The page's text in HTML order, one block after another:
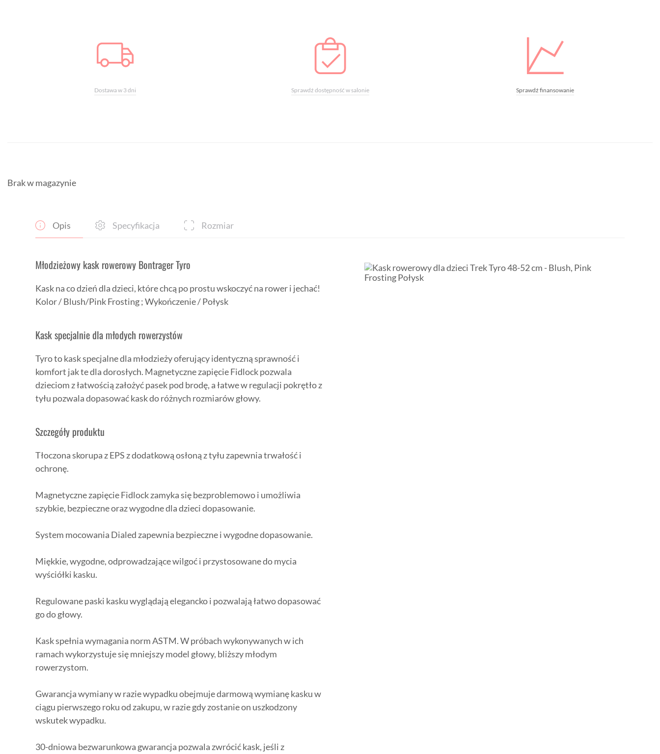
Dostawa w 3 dni Sprawdź dostępność w salonie Sprawdź finansowanie
Brak w magazynie
Opis Specyfikacja Rozmiar
Młodzieżowy kask rowerowy Bontrager Tyro
Kask na co dzień dla dzieci, które chcą po prostu wskoczyć na rower i jechać!
Kolor / Blush/Pink Frosting ; Wykończenie / Połysk
Kask specjalnie dla młodych rowerzystów
Tyro to kask specjalne dla młodzieży oferujący identyczną sprawność i
komfort jak te dla dorosłych. Magnetyczne zapięcie Fidlock pozwala
dzieciom z łatwością założyć pasek pod brodę, a łatwe w regulacji pokrętło z
tyłu pozwala dopasować kask do różnych rozmiarów głowy.
Szczegóły produktu
Tłoczona skorupa z EPS z dodatkową osłoną z tyłu zapewnia trwałość i
ochronę.
Magnetyczne zapięcie Fidlock zamyka się bezproblemowo i umożliwia
szybkie, bezpieczne oraz wygodne dla dzieci dopasowanie.
System mocowania Dialed zapewnia bezpieczne i wygodne dopasowanie.
Miękkie, wygodne, odprowadzające wilgoć i przystosowane do mycia
wyściółki kasku.
Regulowane paski kasku wyglądają elegancko i pozwalają łatwo dopasować
go do głowy.
Kask spełnia wymagania norm ASTM. W próbach wykonywanych w ich
ramach wykorzystuje się mniejszy model głowy, bliższy młodym
rowerzystom.
Gwarancja wymiany w razie wypadku obejmuje darmową wymianę kasku w
ciągu pierwszego roku od zakupu, w razie gdy zostanie on uszkodzony
wskutek wypadku.
30-dniowa bezwarunkowa gwarancja pozwala zwrócić kask, jeśli z